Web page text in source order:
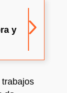
y